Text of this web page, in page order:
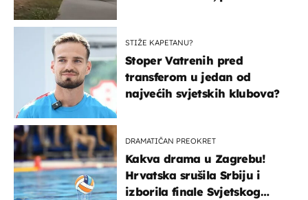
STIŽE KAPETANU?
Stoper Vatrenih pred
transferom u jedan od
najvećih svjetskih klubova?
DRAMATIČAN PREOKRET
Kakva drama u Zagrebu!
Hrvatska srušila Srbiju i
izborila finale Svjetskog